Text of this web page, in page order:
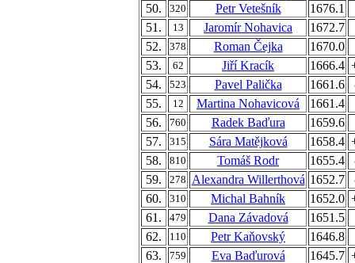
50.
320 Petr Vetešník
1676.1
51.
13 Jaromír Nohavica
1672.7
52.
378 Roman Čejka
1670.0
53.
62 Jiří Kracík 1666.4
54.
523 Pavel Palička 1661.6
55.
12 Martina Nohavicová
1661.4
56.
760 Radek Baďura
1659.6
57.
315 Sára Matějková 1658.4
58.
810 Tomáš Rodr 1655.4
59.
278 Alexandra Willerthová 1652.7
60.
310 Michal Bahník 1652.0
61.
479 Dana Závadová
1651.5
62.
110 Petr Kaňovský
1646.8
63.
759 Eva Baďurová 1645.7